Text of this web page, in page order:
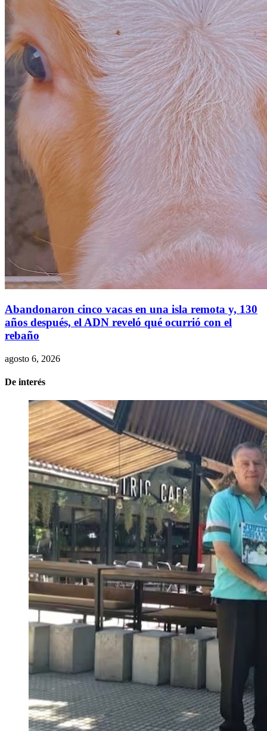
Abandonaron cinco vacas en una isla remota y, 130
años después, el ADN reveló qué ocurrió con el
rebaño
agosto 6, 2026
De interés